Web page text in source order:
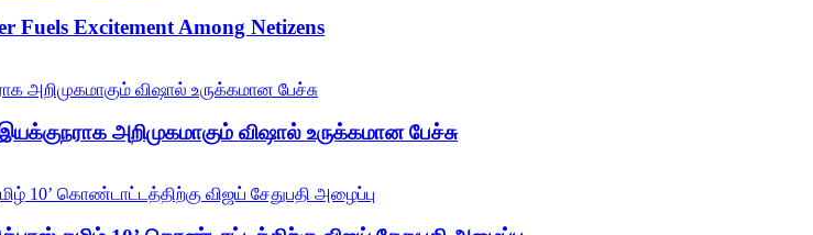
Fuels Excitement Among Netizens
அறிமுகமாகும் விஷால் உருக்கமான பேச்சு